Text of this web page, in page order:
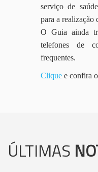
serviço de
para a realização
O Guia ainda
telefones de
frequentes.
Clique e confira
ÚLTIMAS